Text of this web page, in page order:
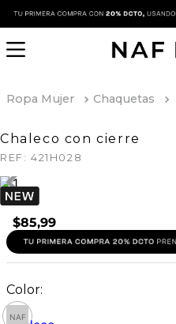
Ropa Mujer Chaquetas
Chaleco con cierre
REF: 421H028
$85,99